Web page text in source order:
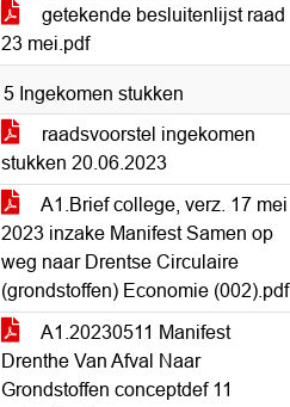
getekende besluitenlijst raad
23 mei.pdf
5 Ingekomen stukken
raadsvoorstel ingekomen
stukken 20.06.2023
A1.Brief college, verz. 17 mei
2023 inzake Manifest Samen op
weg naar Drentse Circulaire
(grondstoffen) Economie (002).pdf
A1.20230511 Manifest
Drenthe Van Afval Naar
Grondstoffen conceptdef 11